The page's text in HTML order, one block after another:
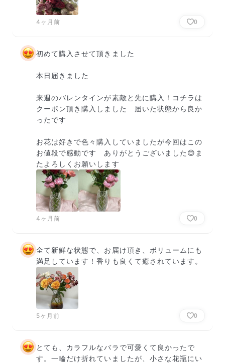
4ヶ月前 0
初めて購入させて頂きました
本日届きました
来週のバレンタインが素敵と先に購入！コチラは
クーポン頂き購入しました　届いた状態から良か
ったです
お花は好きで色々購入していましたが今回はこの
お値段で感動です　ありがとうございました😊ま
たよろしくお願いします
4ヶ月前 0
全て新鮮な状態で、お届け頂き、ボリュームにも
満足しています！香りも良くて癒されています。
5ヶ月前 0
とても、カラフルなバラで可愛くて良かったで
す。一輪だけ折れていましたが、小さな花瓶にい